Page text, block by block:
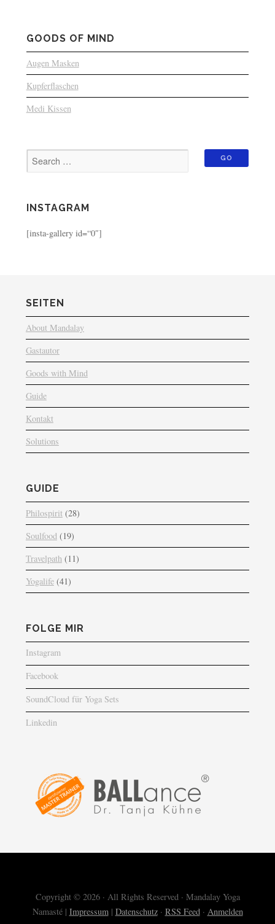
GOODS OF MIND
Augen Masken
Kupferflaschen
Medi Kissen
INSTAGRAM
[insta-gallery id=“0″]
SEITEN
About Mandalay
Gastautor
Goods with Mind
Guide
Kontakt
Solutions
GUIDE
Philospirit (28)
Soulfood (19)
Travelpath (11)
Yogalife(41)
FOLGE MIR
Instagram
Facebook
SoundCloud für Yoga Sets
Linkedin
Copyright © 2026 · All Rights Reserved · Mandalay Yoga
Namasté | Impressum| Datenschutz· RSS Feed· Anmelden